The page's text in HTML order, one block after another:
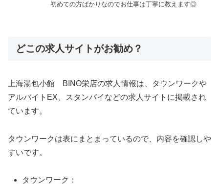
初めての方ばかりなのでお仕事は丁寧に教えます◎
どこの求人サイトがお勧め？
上海湯包小館 BINO栄店の求人情報は、タウンワークや
アルバイトEX、スタンバイなどの求人サイトに掲載され
ています。
タウンワークは表にまとまっているので、内容を確認しや
すいです。
タウンワーク：